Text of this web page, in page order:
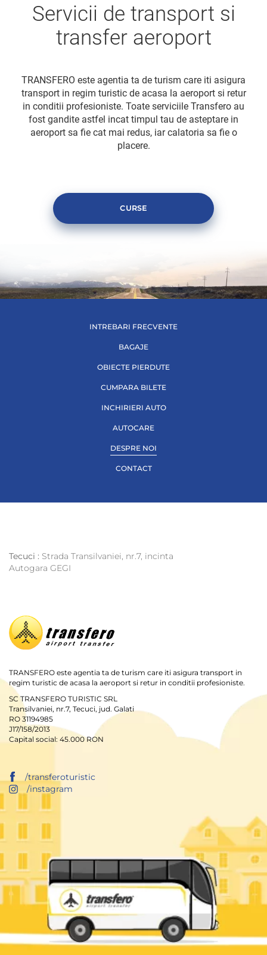
Servicii de transport si
transfer aeroport
TRANSFERO este agentia ta de turism care iti asigura
transport in regim turistic de acasa la aeroport si retur
in conditii profesioniste. Toate serviciile Transfero au
fost gandite astfel incat timpul tau de asteptare in
aeroport sa fie cat mai redus, iar calatoria sa fie o
placere.
CURSE
INTREBARI FRECVENTE
BAGAJE
OBIECTE PIERDUTE
CUMPARA BILETE
INCHIRIERI AUTO
AUTOCARE
DESPRE NOI
CONTACT
Tecuci : Strada Transilvaniei, nr.7, incinta
Autogara GEGI
TRANSFERO este agentia ta de turism care iti asigura transport in
regim turistic de acasa la aeroport si retur in conditii profesioniste.
SC TRANSFERO TURISTIC SRL
Transilvaniei, nr.7, Tecuci, jud. Galati
RO 31194985
J17/158/2013
Capital social: 45.000 RON
/transferoturistic
/instagram